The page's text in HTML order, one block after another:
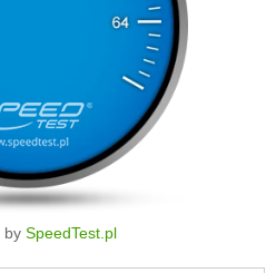
by SpeedTest.pl